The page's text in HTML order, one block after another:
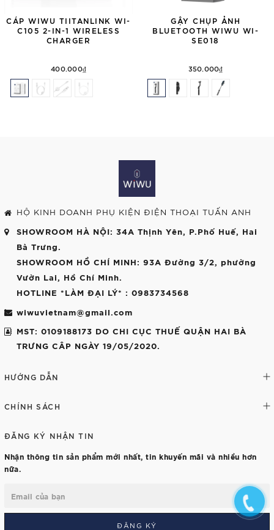
CÁP WIWU TIITANLINK WI-
C105 2-IN-1 WIRELESS
CHARGER
400.000₫
GẬY CHỤP ẢNH
BLUETOOTH WIWU WI-
SE018
350.000₫
HỘ KINH DOANH PHỤ KIỆN ĐIỆN THOẠI TUẤN ANH
SHOWROOM HÀ NỘI: 34A Thịnh Yên, P.Phố Huế, Hai
Bà Trưng.
SHOWROOM HỒ CHÍ MINH: 93A Đường 3/2, phường
Vườn Lai, Hồ Chí Minh.
HOTLINE *LÀM ĐẠI LÝ* : 0983734568
wiwuvietnam@gmail.com
MST: 0109188173 DO CHI CỤC THUẾ QUẬN HAI BÀ
TRƯNG CÂP NGÀY 19/05/2020.
HƯỚNG DẪN
CHÍNH SÁCH
ĐĂNG KÝ NHẬN TIN
Nhận thông tin sản phẩm mới nhất, tin khuyến mãi và nhiều hơn
nữa.
ĐĂNG KÝ